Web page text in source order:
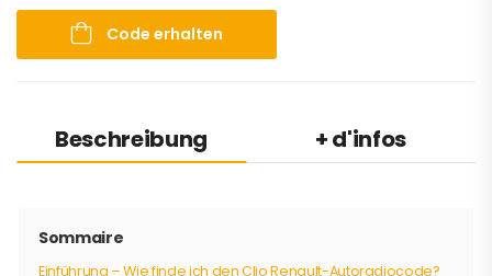
Code erhalten
Beschreibung + d'infos
Sommaire
Einführung – Wie finde ich den Clio Renault-Autoradiocode?